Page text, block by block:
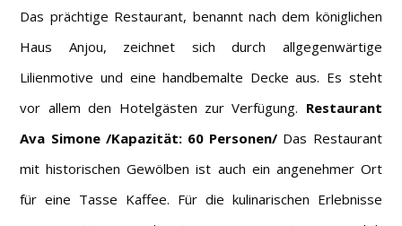
Das prächtige Restaurant, benannt nach dem königlichen
Haus Anjou, zeichnet sich durch allgegenwärtige
Lilienmotive und eine handbemalte Decke aus. Es steht
vor allem den Hotelgästen zur Verfügung. Restaurant
Ava Simone /Kapazität: 60 Personen/ Das Restaurant
mit historischen Gewölben ist auch ein angenehmer Ort
für eine Tasse Kaffee. Für die kulinarischen Erlebnisse